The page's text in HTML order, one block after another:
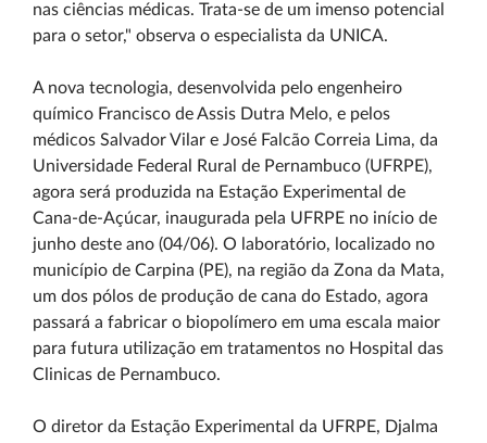
nas ciências médicas. Trata-se de um imenso potencial
para o setor," observa o especialista da UNICA.
A nova tecnologia, desenvolvida pelo engenheiro
químico Francisco de Assis Dutra Melo, e pelos
médicos Salvador Vilar e José Falcão Correia Lima, da
Universidade Federal Rural de Pernambuco (UFRPE),
agora será produzida na Estação Experimental de
Cana-de-Açúcar, inaugurada pela UFRPE no início de
junho deste ano (04/06). O laboratório, localizado no
município de Carpina (PE), na região da Zona da Mata,
um dos pólos de produção de cana do Estado, agora
passará a fabricar o biopolímero em uma escala maior
para futura utilização em tratamentos no Hospital das
Clinicas de Pernambuco.
O diretor da Estação Experimental da UFRPE, Djalma